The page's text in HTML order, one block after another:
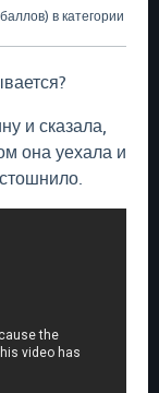
баллов) в категории
и сказала,
она уехала и